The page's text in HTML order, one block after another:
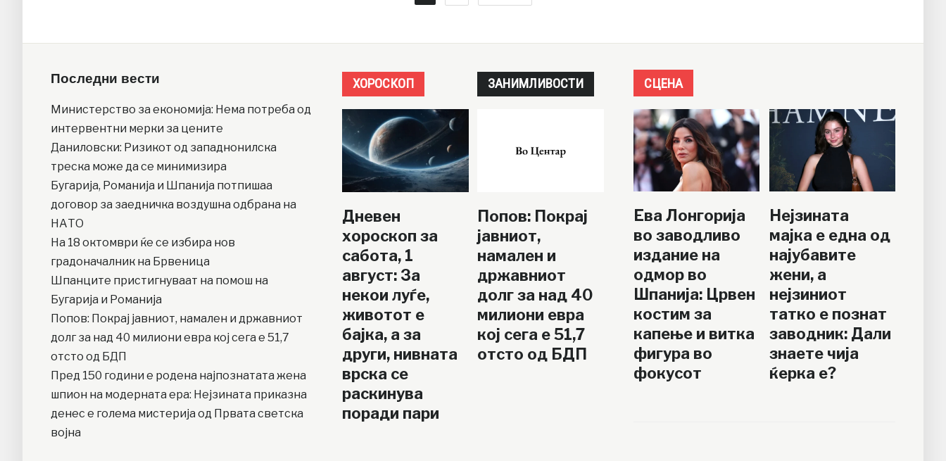
Последни вести
Министерство за економија: Нема потреба од
интервентни мерки за цените
Даниловски: Ризикот од западнонилска
треска може да се минимизира
Бугарија, Романија и Шпанија потпишаа
договор за заедничка воздушна одбрана на
НАТО
На 18 октомври ќе се избира нов
градоначалник на Брвеница
Шпанците пристигнуваат на помош на
Бугарија и Романија
Попов: Покрај јавниот, намален и државниот
долг за над 40 милиони евра кој сега е 51,7
отсто од БДП
Пред 150 години е родена најпознатата жена
шпион на модерната ера: Нејзината приказна
денес е голема мистерија од Првата светска
војна
ХОРОСКОП
Дневен
хороскоп за
сабота, 1
август: За
некои луѓе,
животот е
бајка, а за
други, нивната
врска се
раскинува
поради пари
ЗАНИМЛИВОСТИ
Попов: Покрај
јавниот,
намален и
државниот
долг за над 40
милиони евра
кој сега е 51,7
отсто од БДП
СЦЕНА
Ева Лонгорија
во заводливо
издание на
одмор во
Шпанија: Црвен
костим за
капење и витка
фигура во
фокусот
Нејзината
мајка е една од
најубавите
жени, а
нејзиниот
татко е познат
заводник: Дали
знаете чија
ќерка е?